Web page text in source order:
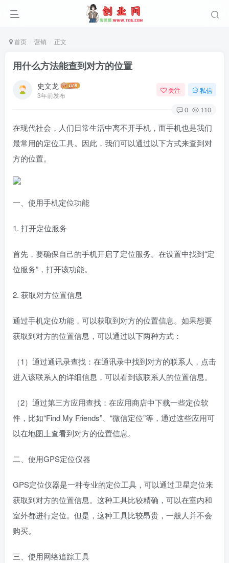
首页 营销 正文
用什么方法能查到对方的位置
史文龙
3年前发布
关注 私信
0 110
在现代社会，人们日常生活中离不开手机，而手机也是我们
最常用的定位工具。因此，我们可以通过以下方式来查到对
方的位置。
一、使用手机定位功能
1. 打开定位服务
首先，要确保自己的手机开启了定位服务。在设置中找到“定
位服务”，打开该功能。
2. 获取对方位置信息
通过手机定位功能，可以获取到对方的位置信息。如果想要
获取到对方的位置信息，可以通过以下两种方式：
（1）通过通讯录查找：在通讯录中找到对方的联系人，点击
进入该联系人的详细信息，可以看到该联系人的位置信息。
（2）通过第三方应用查找：在应用商店中下载一些定位软
件，比如“Find My Friends”、“微信定位”等，通过这些应用可
以在地图上查看到对方的位置信息。
二、使用GPS定位仪器
GPS定位仪器是一种专业的定位工具，可以通过卫星定位来
获取到对方的位置信息。这种工具比较精确，可以在室内和
室外都进行定位。但是，这种工具比较昂贵，一般人并不会
购买。
三、使用网络追踪工具